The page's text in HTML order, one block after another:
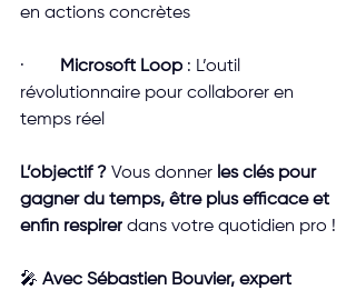
en actions concrètes
· Microsoft Loop : L’outil
révolutionnaire pour collaborer en
temps réel
L’objectif ? Vous donner les clés pour
gagner du temps, être plus efficace et
enfin respirer dans votre quotidien pro !
🎤 Avec Sébastien Bouvier, expert